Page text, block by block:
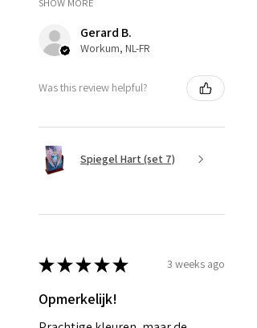
Gerard B.
Workum, NL-FR
Was this review helpful?
Spiegel Hart (set 7)
★★★★★ 3 weeks ago
Opmerkelijk!